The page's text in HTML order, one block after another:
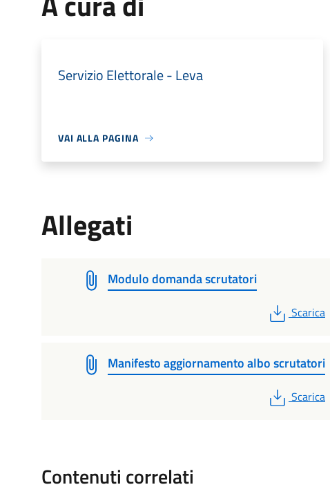
Servizio Elettorale - Leva
VAI ALLA PAGINA
Allegati
Modulo domanda scrutatori
PDF
Scarica
Manifesto aggiornamento albo scrutatori
PDF
Scarica
Contenuti correlati